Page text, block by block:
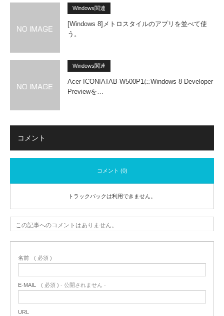
Windows関連
[Windows 8]メトロスタイルのアプリを並べて使
う。
Windows関連
Acer ICONIATAB-W500P1にWindows 8 Developer
Previewを…
コメント
コメント (0)
トラックバックは利用できません。
この記事へのコメントはありません。
名前 ( 必須 )
E-MAIL ( 必須 ) - 公開されません -
URL